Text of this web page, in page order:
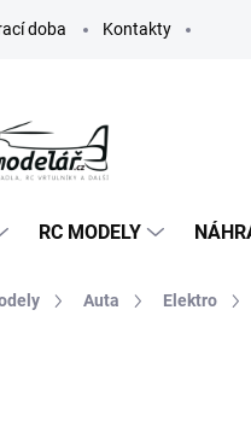
doba Kontakty
RC MODELY
Auta Elektro